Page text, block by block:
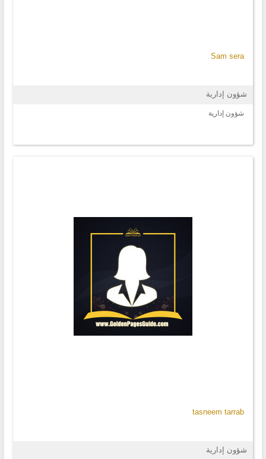
Sam sera
شؤون إدارية
شؤون إدارية
tasneem tarrab
شؤون إدارية